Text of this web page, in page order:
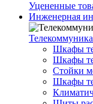
Уцененные
Инженерная
Шкафы
Шкафы
Стойки
Шкафы